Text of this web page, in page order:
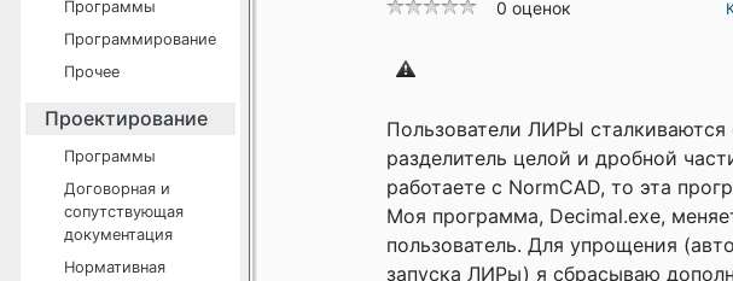
Программы
Программирование
Прочее
Проектирование
Программы
Договорная и
сопутствующая
документация
Нормативная
0 оценок
Пользователи ЛИРЫ сталкиваются
разделитель целой и дробной
работаете с NormCAD, то эта
Моя программа, Decimal.exe,
пользователь. Для упрощения
запуска ЛИРы) я сбрасываю